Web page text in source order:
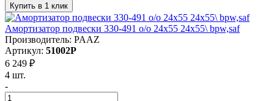
Купить в 1 клик
Амортизатор подвески 330-491 o/o 24x55 24x55\ bpw,saf
Производитель: PAAZ
Артикул: 51002P
6 249 ₽
4 шт.
-